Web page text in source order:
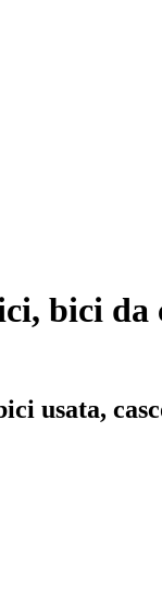
bici da
usata,